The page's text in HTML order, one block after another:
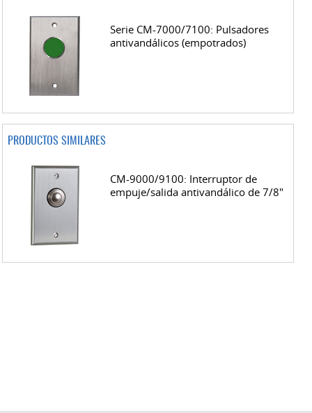
Serie CM-7000/7100: Pulsadores
antivandálicos (empotrados)
PRODUCTOS SIMILARES
CM-9000/9100: Interruptor de
empuje/salida antivandálico de 7/8"